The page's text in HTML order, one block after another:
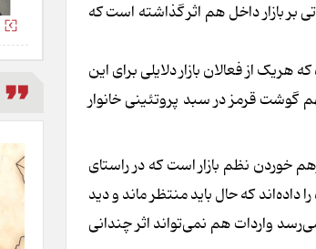
بر بازار داخل هم اثر گذاشته است که
از فعالان بازار دلایلی برای این
گوشت قرمز در سبد پروتئینی خانوار
خوردن نظم بازار است که در راستای
گرم، منجمد و دام زنده را داده‌اند که حال باید منتظر ماند و دید
واردات هم نمی‌تواند اثر چندانی